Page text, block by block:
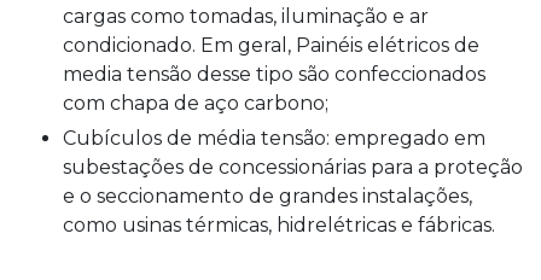
cargas como tomadas, iluminação e ar
condicionado. Em geral, Painéis elétricos de
media tensão desse tipo são confeccionados
com chapa de aço carbono;
Cubículos de média tensão: empregado em
subestações de concessionárias para a proteção
e o seccionamento de grandes instalações,
como usinas térmicas, hidrelétricas e fábricas.